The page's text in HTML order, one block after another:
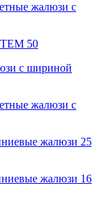
жалюзи с
50
с шириной
жалюзи с
жалюзи 25
жалюзи 16